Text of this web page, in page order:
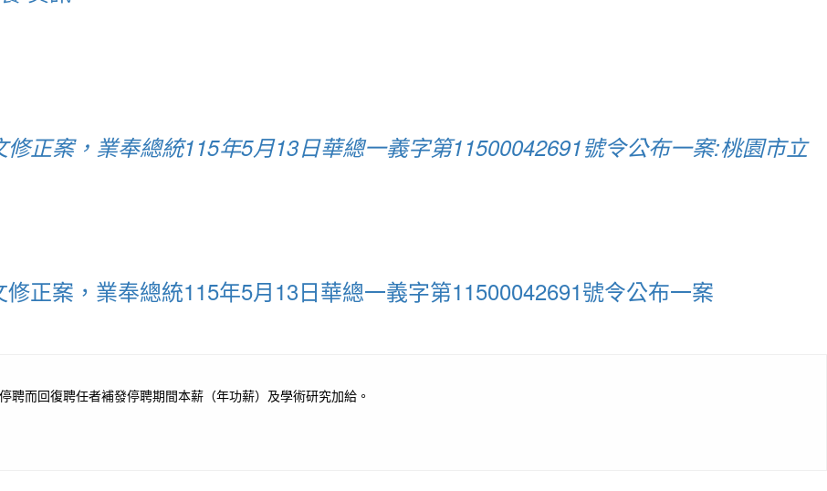
正案，業奉總統115年5月13日華總一義字第11500042691號令公布一案:桃園市立
正案，業奉總統115年5月13日華總一義字第11500042691號令公布一案
而回復聘任者補發停聘期間本薪（年功薪）及學術研究加給。